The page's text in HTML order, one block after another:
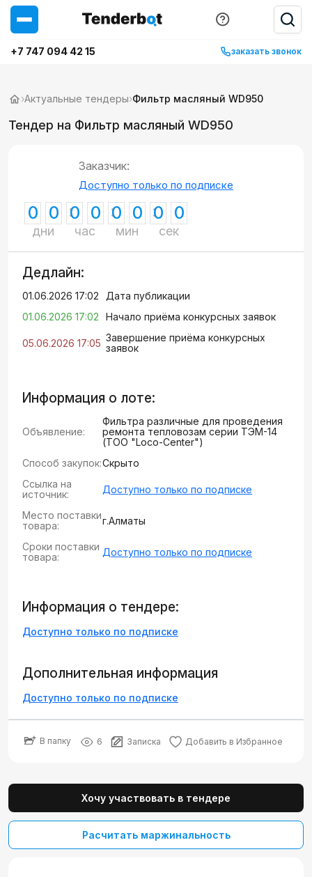
+7 747 094 42 15 заказать звонок
›Актуальные тендеры›Фильтр масляный WD950
Тендер на Фильтр масляный WD950
Заказчик:
Доступно только по подписке
0 0
дни
0 0
час
0 0
мин
0 0
сек
Дедлайн:
01.06.2026 17:02
Дата публикации
01.06.2026 17:02
Начало приёма конкурсных заявок
05.06.2026 17:05 Завершение приёма конкурсных
заявок
Информация о лоте:
Объявление:
Фильтра различные для проведения
ремонта тепловозам серии ТЭМ-14
(ТОО "Loco-Center")
Способ закупок:Скрыто
Ссылка на
источник:
Доступно только по подписке
Место поставки
товара:
г.Алматы
Сроки поставки
товара:
Доступно только по подписке
Информация о тендере:
Доступно только по подписке
Дополнительная информация
Доступно только по подписке
В папку 6 Записка Добавить в Избранное
Хочу участвовать в тендере
Расчитать маржинальность